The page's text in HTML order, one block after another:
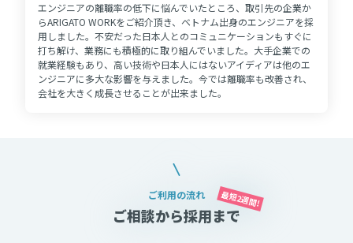
エンジニアの離職率の低下に悩んでいたところ、取引先の企業か
らARIGATO WORKをご紹介頂き、ベトナム出身のエンジニアを採
用しました。不安だった日本人とのコミュニケーションもすぐに
打ち解け、業務にも積極的に取り組んでいました。大手企業での
就業経験もあり、高い技術や日本人にはないアイディアは他のエ
ンジニアに多大な影響を与えました。今では離職率も改善され、
会社を大きく成長させることが出来ました。
ご利用の流れ
ご相談から採用まで
最短2週間!